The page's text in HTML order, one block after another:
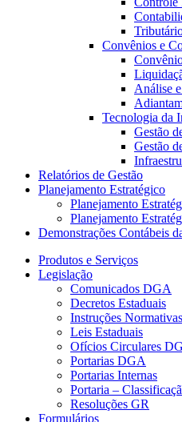
Convênios e
Análise
Tecnologia da
Gestão
Gestão
Relatórios de Gestão
Planejamento Estratégico
Planejamento
Planejamento
Demonstrações Contábeis
Produtos e Serviços
Legislação
Comunicados DGA
Decretos Estaduais
Instruções
Leis Estaduais
Ofícios Circulares
Portarias DGA
Portarias Internas
Portaria –
Resoluções GR
Formulários